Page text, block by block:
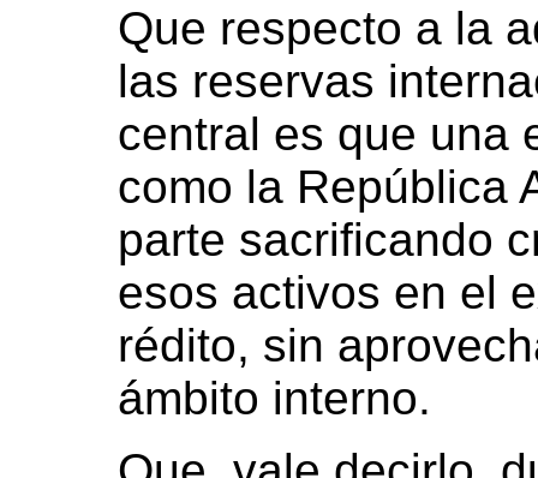
Que respecto a la
las reservas
central es que una
como la República
parte sacrificando
esos activos en el
rédito, sin
ámbito interno.